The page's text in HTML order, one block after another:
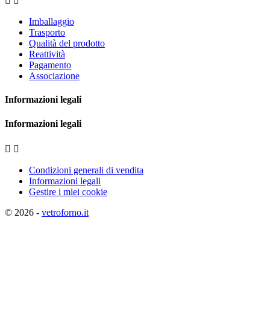
Imballaggio
Trasporto
Qualità del prodotto
Reattività
Pagamento
Associazione
Informazioni legali
Informazioni legali
 
Condizioni generali di vendita
Informazioni legali
Gestire i miei cookie
© 2026 - vetroforno.it